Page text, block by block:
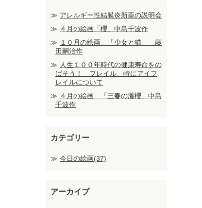
アレルギー性結膜炎新薬の説明会
４月の絵画「櫻」中島千波作
１０月の絵画 「少女と猫」 藤
田嗣治作
人生１００年時代の健康寿命をの
ばそう！ フレイル、特にアイフ
レイルについて
４月の絵画 「三春の瀧櫻」中島
千波作
カテゴリー
今日の絵画(37)
アーカイブ